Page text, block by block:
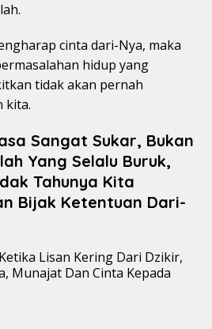
cinta dari-Nya, maka
hidup yang
tidak akan pernah
kita.
Sangat Sukar, Bukan
Yang Selalu Buruk,
Tahunya Kita
Bijak Ketentuan Dari-